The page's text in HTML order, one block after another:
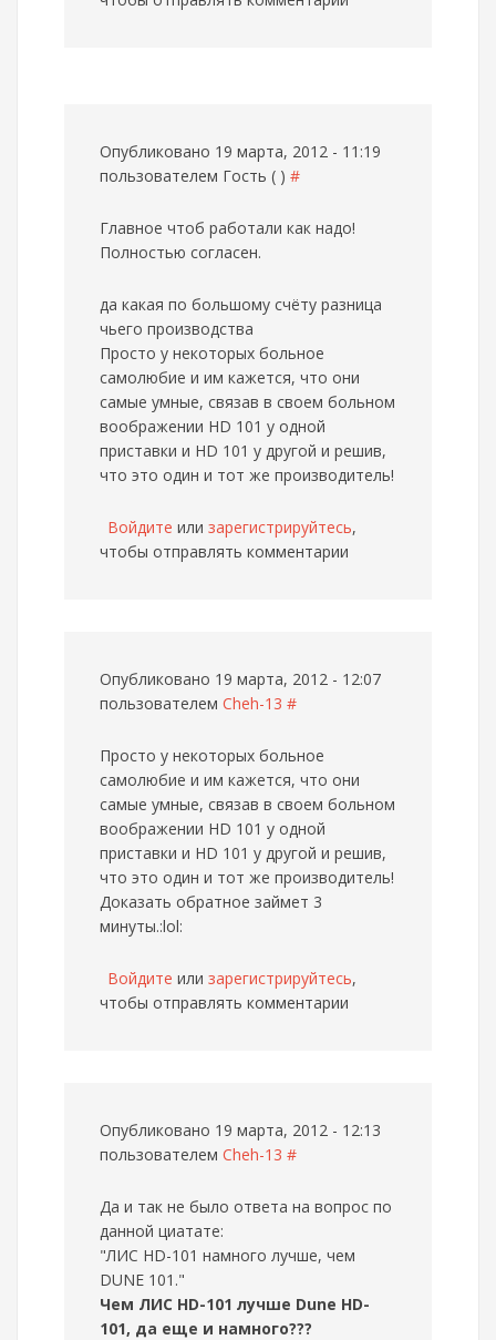
Опубликовано 19 марта, 2012 - 11:19
пользователем Гость ( ) #
Главное чтоб работали как надо!
Полностью согласен.
да какая по большому счёту разница
чьего производства
Просто у некоторых больное
самолюбие и им кажется, что они
самые умные, связав в своем больном
воображении HD 101 у одной
приставки и HD 101 у другой и решив,
что это один и тот же производитель!
Войдите или зарегистрируйтесь,
чтобы отправлять комментарии
Опубликовано 19 марта, 2012 - 12:07
пользователем Cheh-13 #
Просто у некоторых больное
самолюбие и им кажется, что они
самые умные, связав в своем больном
воображении HD 101 у одной
приставки и HD 101 у другой и решив,
что это один и тот же производитель!
Доказать обратное займет 3
минуты.:lol:
Войдите или зарегистрируйтесь,
чтобы отправлять комментарии
Опубликовано 19 марта, 2012 - 12:13
пользователем Cheh-13 #
Да и так не было ответа на вопрос по
данной циатате:
"ЛИС HD-101 намного лучше, чем
DUNE 101."
Чем ЛИС HD-101 лучше Dune HD-
101, да еще и намного???